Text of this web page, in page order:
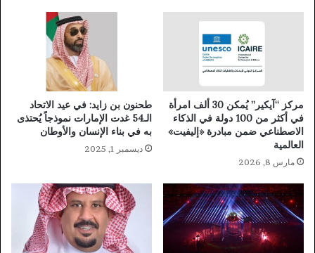
مركز “آيكير” يُمكن 30 ألف امرأة
في أكثر من 100 دولة في الذكاء
الاصطناعي ضمن مبادرة «إليفيت»
العالمية
مارس 8, 2026
طحنون بن زايد: في عيد الاتحاد
الـ54 غدت الإمارات نموذجاً يُحتذى
به في بناء الإنسان والأوطان
ديسمبر 1, 2025